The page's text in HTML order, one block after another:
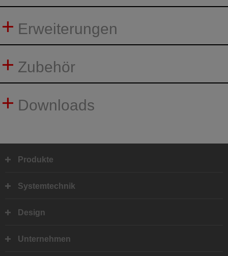
Erweiterungen
Zubehör
Downloads
Produkte
Systemtechnik
Design
Unternehmen